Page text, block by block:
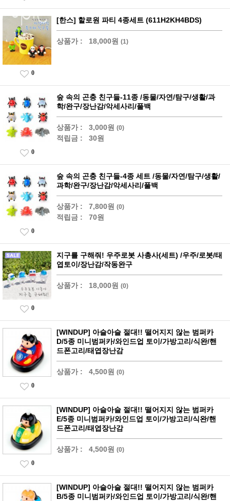
[한스] 할로원 파티 4종세트 (611H2KH4BDS)
상품가 : 18,000원 (1)
0
숲 속의 곤충 친구들-11종 /동물/자연/탐구/생활/과
학/완구/장난감/악세사리/풀백
상품가 : 3,000원 (0)
적립금 : 30원
0
숲 속의 곤충 친구들-4종 세트 /동물/자연/탐구/생활/
과학/완구/장난감/악세사리/풀백
상품가 : 7,800원 (0)
적립금 : 70원
0
지구를 구해줘! 우주로봇 사총사(세트) /우주/로봇/태
엽토이/장난감/작동완구
상품가 : 18,000원 (0)
0
[WINDUP] 아슬아슬 절대!! 떨어지지 않는 범퍼카
D/5종 미니범퍼카/와인드업 토이/가방고리/식완/핸
드폰고리/태엽장난감
상품가 : 4,500원 (0)
0
[WINDUP] 아슬아슬 절대!! 떨어지지 않는 범퍼카
E/5종 미니범퍼카/와인드업 토이/가방고리/식완/핸
드폰고리/태엽장난감
상품가 : 4,500원 (0)
0
[WINDUP] 아슬아슬 절대!! 떨어지지 않는 범퍼카
B/5종 미니범퍼카/와인드업 토이/가방고리/식완/핸